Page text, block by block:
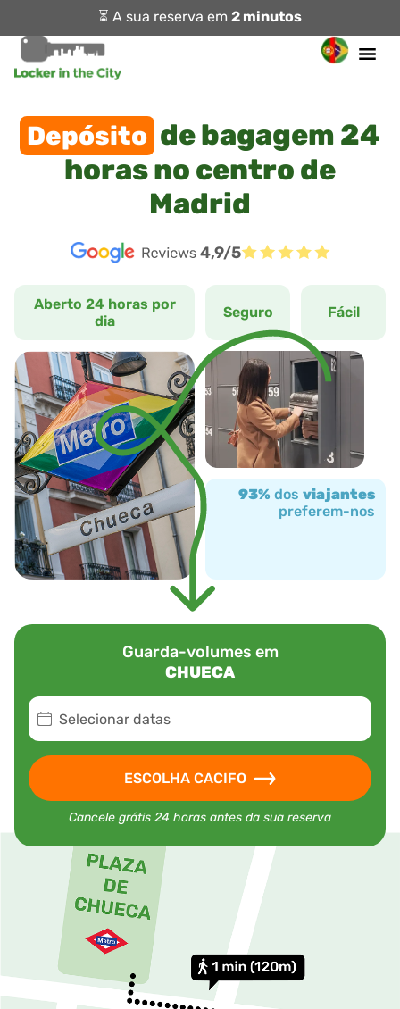
⏳ A sua reserva em 2 minutos
Depósito de bagagem 24
horas no centro de
Madrid
4,9/5
93% dos viajantes
preferem-nos
Seguro Fácil
Aberto 24 horas por
dia
Guarda-volumes em
CHUECA
Selecionar datas
ESCOLHA CACIFO
Cancele grátis 24 horas antes da sua reserva